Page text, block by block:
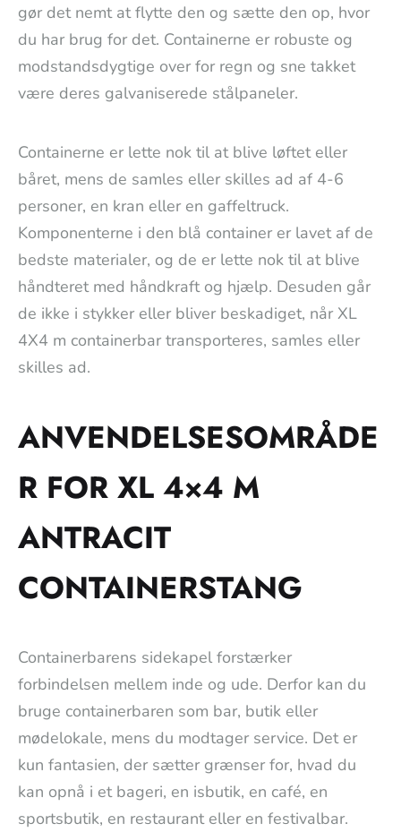
gør det nemt at flytte den og sætte den op, hvor
du har brug for det. Containerne er robuste og
modstandsdygtige over for regn og sne takket
være deres galvaniserede stålpaneler.
Containerne er lette nok til at blive løftet eller
båret, mens de samles eller skilles ad af 4-6
personer, en kran eller en gaffeltruck.
Komponenterne i den blå container er lavet af de
bedste materialer, og de er lette nok til at blive
håndteret med håndkraft og hjælp. Desuden går
de ikke i stykker eller bliver beskadiget, når XL
4X4 m containerbar transporteres, samles eller
skilles ad.
ANVENDELSESOMRÅDE
R FOR XL 4×4 M
ANTRACIT
CONTAINERSTANG
Containerbarens sidekapel forstærker
forbindelsen mellem inde og ude. Derfor kan du
bruge containerbaren som bar, butik eller
mødelokale, mens du modtager service. Det er
kun fantasien, der sætter grænser for, hvad du
kan opnå i et bageri, en isbutik, en café, en
sportsbutik, en restaurant eller en festivalbar.